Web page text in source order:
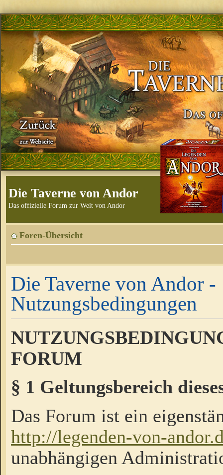
Die Taverne von Andor
Das offizielle Forum zur Welt von Andor
Foren-Übersicht
Die Taverne von Andor -
Nutzungsbedingungen
FORUM
§ 1 Geltungsbereich
Das Forum ist ein
http://legenden-von-
unabhängigen